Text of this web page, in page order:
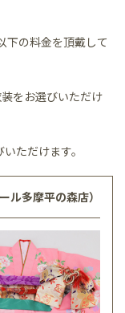
下の料金を頂戴して
をお選びいただけ
ただけます。
ル多摩平の森店）